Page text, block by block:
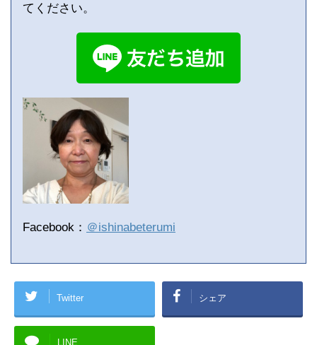
てください。
Facebook： ＠ishinabeterumi
Twitter シェア
LINE